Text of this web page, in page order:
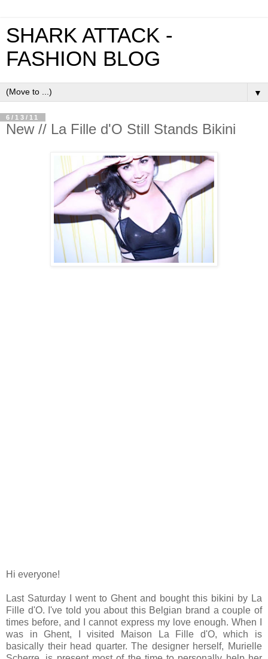
SHARK ATTACK -
FASHION BLOG
▼
6/13/11
New // La Fille d'O Still Stands Bikini
Hi everyone!
Last Saturday I went to Ghent and bought this bikini by La
Fille d'O. I've told you about this Belgian brand a couple of
times before, and I cannot express my love enough. When I
was in Ghent, I visited Maison La Fille d'O, which is
basically their head quarter. The designer herself, Murielle